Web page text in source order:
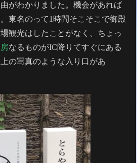
がわかりました。機会があれば
東名のって1時間そこそこで御殿
観光はしたことがなく、ちょっ
なるものがIC降りてすぐにある
の写真のような入り口があ